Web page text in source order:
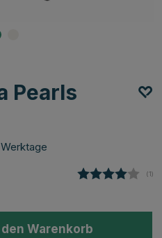
Pearls
(1)
den Warenkorb